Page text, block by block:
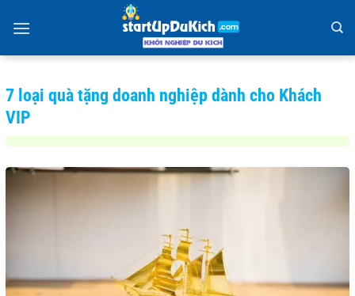
qua
7 loại quà tặng doanh nghiệp dành cho Khách
VIP